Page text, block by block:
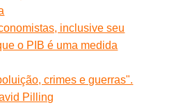
inclusive seu
o PIB é uma medida
crimes e guerras".
Pilling